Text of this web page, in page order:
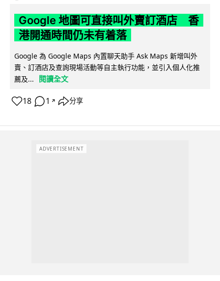
Google 地圖可直接叫外賣訂酒店 香
港開通時間仍未有着落
Google 為 Google Maps 內置聊天助手 Ask Maps 新增叫外
賣、訂酒店及查詢現場活動等自主執行功能，並引入個人化推
薦及...
閱讀全文
18 1 ↗ 分享
ADVERTISEMENT